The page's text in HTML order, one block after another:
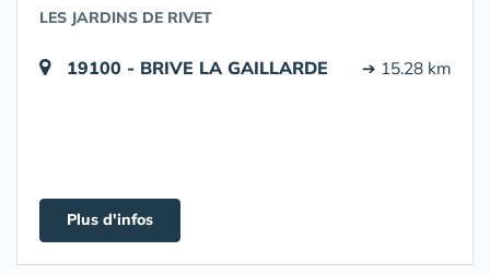
LES JARDINS DE RIVET
19100 - BRIVE LA GAILLARDE ➔ 15.28 km
Plus d'infos